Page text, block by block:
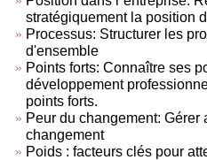
stratégiquement la position
Processus: Structurer les
d'ensemble
Points forts: Connaître ses
développement
points forts.
Peur du changement: Gérer
changement
Poids : facteurs clés pour